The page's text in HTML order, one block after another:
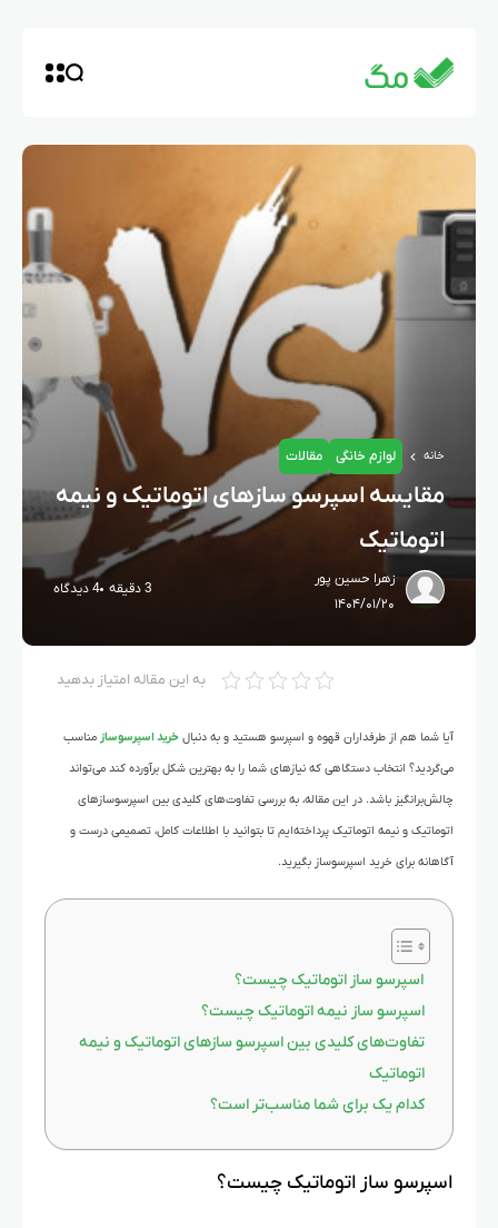
خانه لوازم خانگی مقالات
مقایسه اسپرسو سازهای اتوماتیک و نیمه
اتوماتیک
زهرا حسین پور
۱۴۰۴/۰۱/۲۰
3 دقیقه 4 دیدگاه
به این مقاله امتیاز بدهید
آیا شما هم از طرفداران قهوه و اسپرسو هستید و به دنبال خرید اسپرسوساز مناسب
می‌گردید؟ انتخاب دستگاهی که نیازهای شما را به بهترین شکل برآورده کند می‌تواند
چالش‌برانگیز باشد. در این مقاله، به بررسی تفاوت‌های کلیدی بین اسپرسوسازهای
اتوماتیک و نیمه اتوماتیک پرداخته‌ایم تا بتوانید با اطلاعات کامل، تصمیمی درست و
آگاهانه برای خرید اسپرسوساز بگیرید.
اسپرسو ساز اتوماتیک چیست؟
اسپرسو ساز نیمه اتوماتیک چیست؟
تفاوت‌های کلیدی بین اسپرسو سازهای اتوماتیک و نیمه
اتوماتیک
کدام یک برای شما مناسب‌تر است؟
اسپرسو ساز اتوماتیک چیست؟